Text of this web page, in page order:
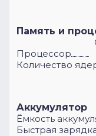
Память и
Процессор
Количество
Аккумулятор
Ёмкость
Быстрая